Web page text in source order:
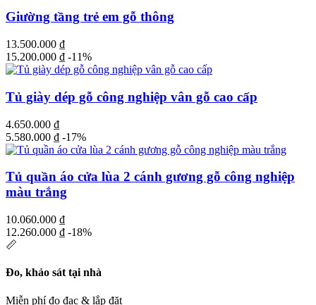
Giường tầng trẻ em gỗ thông
13.500.000 ₫
15.200.000 ₫ -11%
Tủ giày dép gỗ công nghiệp vân gỗ cao cấp
4.650.000 ₫
5.580.000 ₫ -17%
Tủ quần áo cửa lùa 2 cánh gương gỗ công nghiệp
màu trắng
10.060.000 ₫
12.260.000 ₫ -18%
📏
Đo, khảo sát tại nhà
Miễn phí đo đạc & lắp đặt